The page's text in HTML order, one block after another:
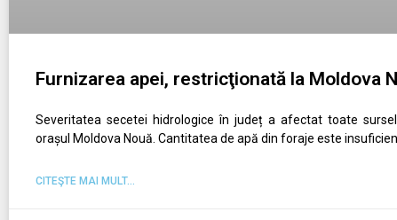
Furnizarea apei, restricţionată la Moldova
Severitatea secetei hidrologice în județ a afectat toate
orașul Moldova Nouă. Cantitatea de apă din foraje este
CITEŞTE MAI MULT...